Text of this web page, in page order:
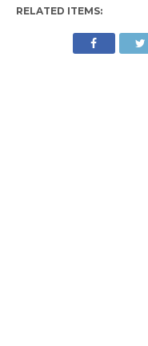
RELATED ITEMS: